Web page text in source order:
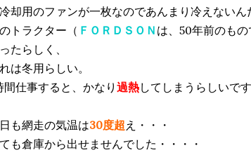
冷却用のファンが一枚なのであんまり冷えないん
トラクター（ ＦＯＲＤＳＯＮ は、50年前のも
たらしく、
は冬用らしい。
間仕事すると、かなり 過熱してしまうらしいです
も網走の気温は30度超 え・・・
も倉庫から出せませんでした・・・・